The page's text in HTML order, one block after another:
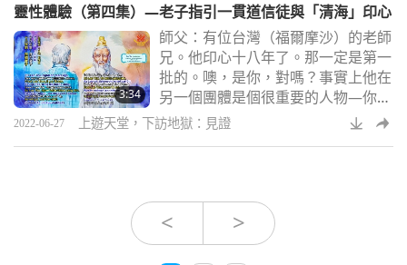
有我長久以來一直尋求的真理，請您
幫助我。』然後我翻到書的第一頁。
立刻，我就有了強烈的感應，我的頭
好像被雷電擊中。在讀這本書時，眼
淚不知不覺地流下來。 我打坐時，
終於看到了耶穌基督
靈性體驗（第四集）—老子指引一貫道信徒與「清海」印心
3:34
師父：有位台灣（福爾摩沙）的老師
兄。他印心十八年了。那一定是第一
批的。噢，是你，對嗎？事實上他在
另一個團體是個很重要的人物—你們
知道一貫道嗎？是。他信一貫道已五
十年。他也修過另一種道教，你知
「清海主義」。 D（m）：我是十八
年前，老子叫我跳海。十八年前，那
個老子。（懂，懂，懂。）叫我跳
2022-06-27 上遊天堂，下訪地獄：見證
< >